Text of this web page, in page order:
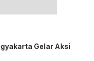
Gelar Aksi